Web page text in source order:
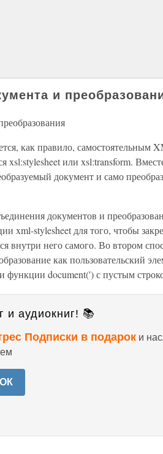
и
как правило, самостоятельным
xsl:stylesheet или xsl:transform.
документ и само
документов и
xml-stylesheet для того, чтобы
внутри него самого. Во втором
как пользовательский
функции document(') с пустым
и аудиокниг! 📚
Подписки в подарок и